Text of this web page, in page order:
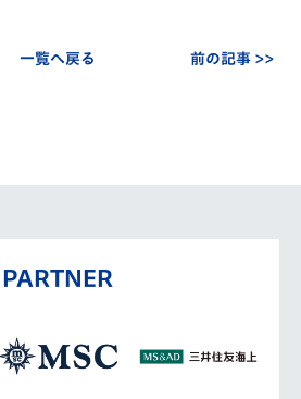
一覧へ戻る 前の記事 >>
PARTNER